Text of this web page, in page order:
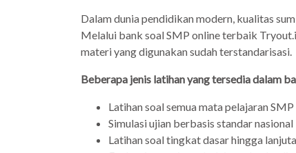
Dalam dunia pendidikan modern, kualitas
Melalui bank soal SMP online terbaik
materi yang digunakan sudah terstandarisasi.
Beberapa jenis latihan yang tersedia dalam
Latihan soal semua mata pelajaran SMP
Simulasi ujian berbasis standar nasional
Latihan soal tingkat dasar hingga